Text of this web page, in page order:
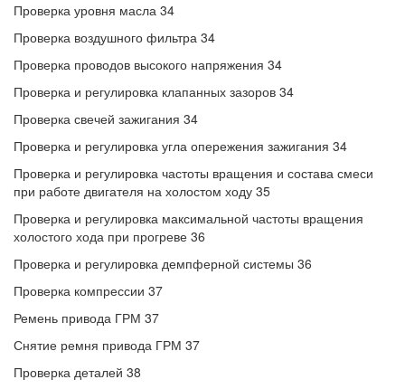
Проверка уровня масла 34
Проверка воздушного фильтра 34
Проверка проводов высокого напряжения 34
Проверка и регулировка клапанных зазоров 34
Проверка свечей зажигания 34
Проверка и регулировка угла опережения зажигания 34
Проверка и регулировка частоты вращения и состава смеси
при работе двигателя на холостом ходу 35
Проверка и регулировка максимальной частоты вращения
холостого хода при прогреве 36
Проверка и регулировка демпферной системы 36
Проверка компрессии 37
Ремень привода ГРМ 37
Снятие ремня привода ГРМ 37
Проверка деталей 38